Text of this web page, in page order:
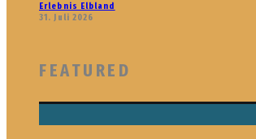
Erlebnis Elbland
31. Juli 2026
FEATURED